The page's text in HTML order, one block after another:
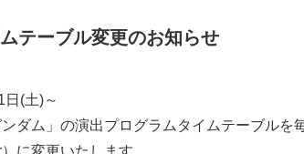
テーブル変更のお知らせ
日(土)～
ダム」の演出プログラムタイムテーブルを
に変更いたします。